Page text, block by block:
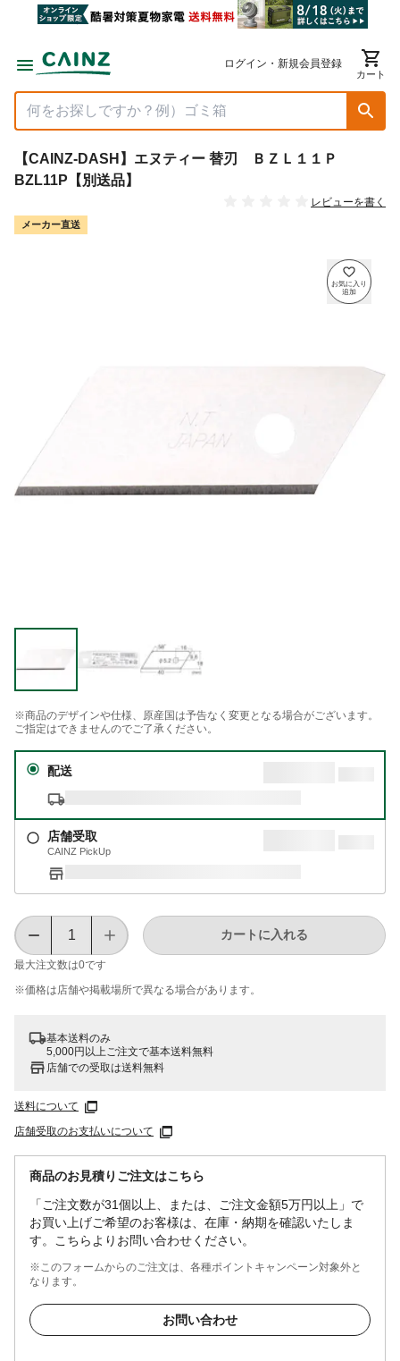
ログイン・新規会員登録
カート
【CAINZ-DASH】エヌティー 替刃 ＢＺＬ１１Ｐ
BZL11P【別送品】
レビューを書く
メーカー直送
※商品のデザインや仕様、原産国は予告なく変更となる場合がございます。
ご指定はできませんのでご了承ください。
配送
店舗受取
CAINZ PickUp
最大注文数は0です
カートに入れる
※価格は​店舗や​掲載場所で​異なる​場合が​あります。
基本送料のみ
5,000円以上ご注文で基本送料無料
店舗での受取は送料無料
送料について
店舗受取のお支払いについて
商品のお見積りご注文はこちら
「ご注文数が31個以上、または、ご注文金額5万円以上」で
お買い上げご希望のお客様は、在庫・納期を確認いたしま
す。こちらよりお問い合わせください。
※このフォームからのご注文は、各種ポイントキャンペーン対象外と
なります。
お問い合わせ